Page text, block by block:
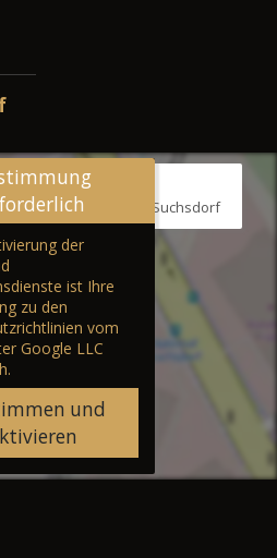
Weg 1, 24107 Kiel-Suchsdorf
der
ist Ihre
zu den
vom
Google LLC
und